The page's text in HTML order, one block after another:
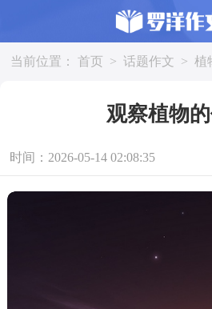
当前位置： 首页 > 话题作文 > 植
观察植物
时间：2026-05-14 02:08:35